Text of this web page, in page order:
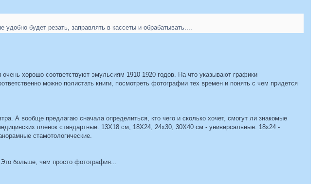
будет резать, заправлять в кассеты и обрабатывать....
хорошо соответствуют эмульсиям 1910-1920 годов. На что указывают графики
можно полистать книги, посмотреть фотографии тех времен и понять с чем придется
А вообще предлагаю сначала определиться, кто чего и сколько хочет, смогут ли знакомые
пленок стандартные: 13X18 см; 18X24; 24x30; 30X40 см - универсальные. 18х24 -
стамотологические.
больше, чем просто фотография...